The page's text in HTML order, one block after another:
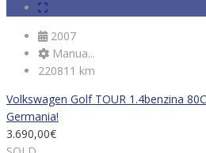
2007
Manua...
220811 km
Volkswagen Golf TOUR 1.4benzina
Germania!
3.690,00€